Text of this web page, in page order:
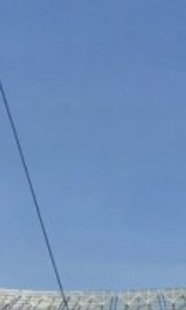
nastavením Vášho
využívať všetky funkcie tejto webovej
sa vzťahujú na používanie tejto
takým spôsobom, že si
Google Analytics zabrániť
návštevách tejto webovej stránky:
v Google Analytics
údajov o zákazke a pri využívaní
spoločnosťou Google.